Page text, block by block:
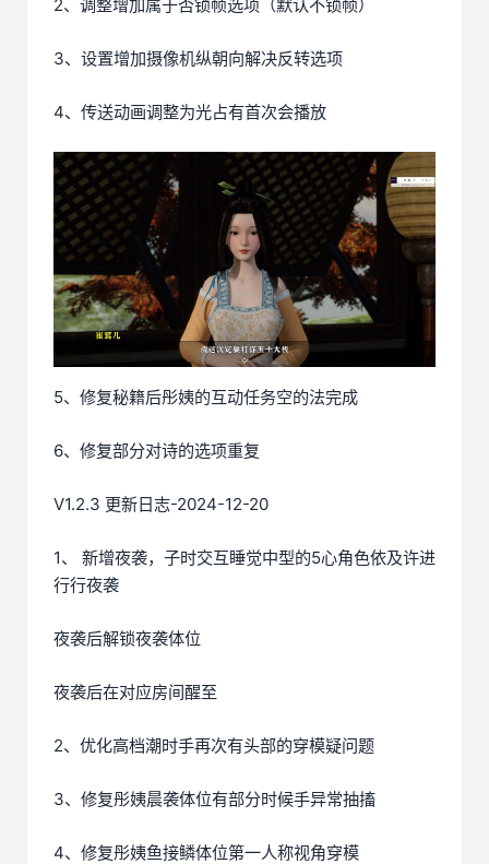
2、调整增加属于否锁帧选项（默认不锁帧）
3、设置增加摄像机纵朝向解决反转选项
4、传送动画调整为光占有首次会播放
5、修复秘籍后彤姨的互动任务空的法完成
6、修复部分对诗的选项重复
V1.2.3 更新日志-2024-12-20
1、 新增夜袭，子时交互睡觉中型的5心角色依及许进
行行夜袭
夜袭后解锁夜袭体位
夜袭后在对应房间醒至
2、优化高档潮时手再次有头部的穿模疑问题
3、修复彤姨晨袭体位有部分时候手异常抽搐
4、修复彤姨鱼接鳞体位第一人称视角穿模